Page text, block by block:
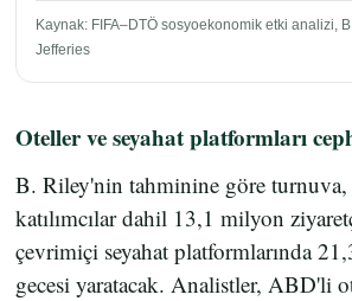
Kaynak: FIFA–DTÖ sosyoekonomik etki analizi,
Jefferies
Oteller ve seyahat platformları
B. Riley'nin tahminine göre
katılımcılar dahil 13,1 milyon
çevrimiçi seyahat platformlarında
gecesi yaratacak. Analistler, ABD'li